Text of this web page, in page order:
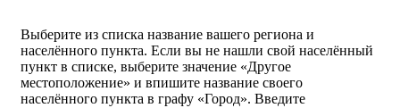
Выберите из списка название вашего региона и
населённого пункта. Если вы не нашли свой населённый
пункт в списке, выберите значение «Другое
местоположение» и впишите название своего
населённого пункта в графу «Город». Введите